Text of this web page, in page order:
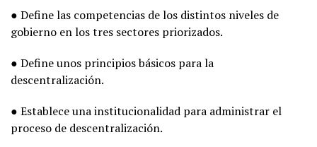
● Define las competencias de los distintos niveles de
gobierno en los tres sectores priorizados.
● Define unos principios básicos para la
descentralización.
● Establece una institucionalidad para administrar el
proceso de descentralización.